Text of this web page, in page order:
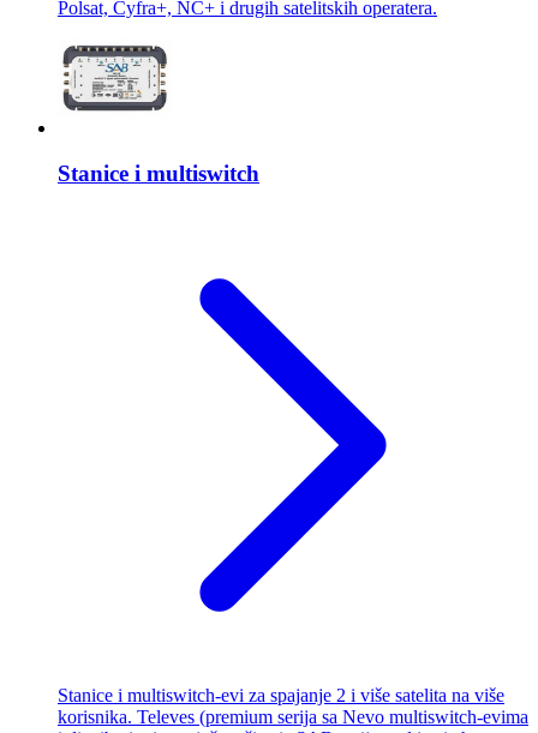
Polsat, Cyfra+, NC+ i drugih satelitskih operatera.
Stanice i multiswitch
Stanice i multiswitch-evi za spajanje 2 i više satelita na više
korisnika. Televes (premium serija sa Nevo multiswitch-evima